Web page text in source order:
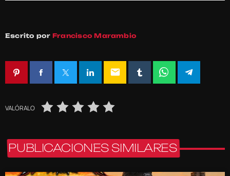
Escrito por Francisco Marambio
email
VALÓRALO
PUBLICACIONES SIMILARES